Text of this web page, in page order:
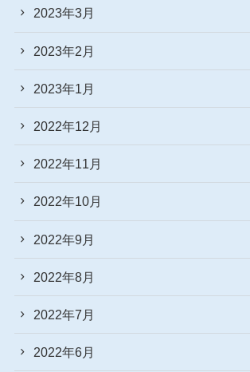
2023年3月
2023年2月
2023年1月
2022年12月
2022年11月
2022年10月
2022年9月
2022年8月
2022年7月
2022年6月